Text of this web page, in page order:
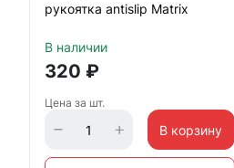
рукоятка antislip Matrix
В наличии
320 ₽
Цена за шт.
В корзину